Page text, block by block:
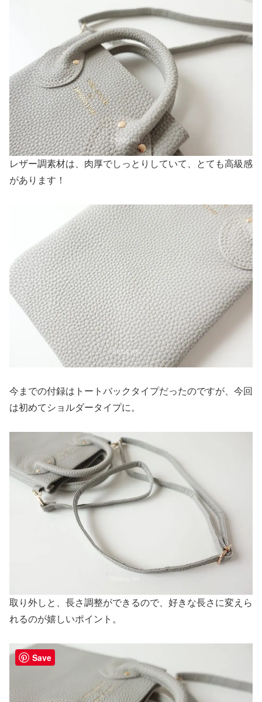
レザー調素材は、肉厚でしっとりしていて、とても高級感
があります！
今までの付録はトートバックタイプだったのですが、今回
は初めてショルダータイプに。
取り外しと、長さ調整ができるので、好きな長さに変えら
れるのが嬉しいポイント。
Save